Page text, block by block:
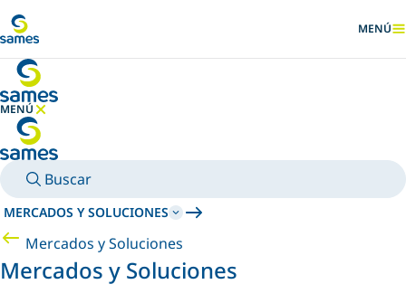
MENÚ
MENÚ
OCULTAR MENÚ
Buscar
MERCADOS Y SOLUCIONES
Mercados y Soluciones
Mercados y Soluciones